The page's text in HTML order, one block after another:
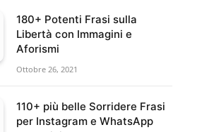
180+ Potenti Frasi sulla
Libertà con Immagini e
Aforismi
Ottobre 26, 2021
110+ più belle Sorridere Frasi
per Instagram e WhatsApp